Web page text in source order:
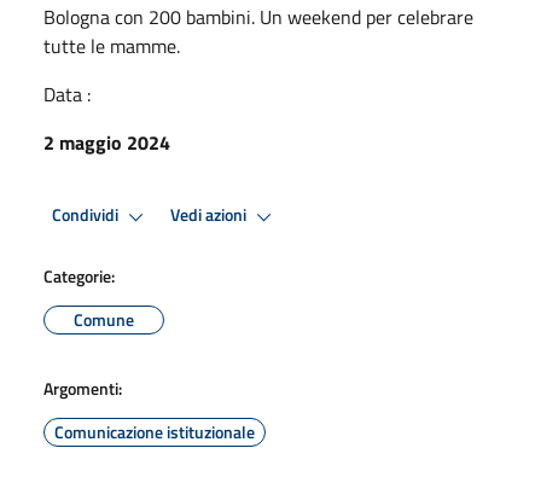
Bologna con 200 bambini. Un weekend per celebrare
tutte le mamme.
Data :
2 maggio 2024
Condividi Vedi azioni
Categorie:
Comune
Argomenti:
Comunicazione istituzionale